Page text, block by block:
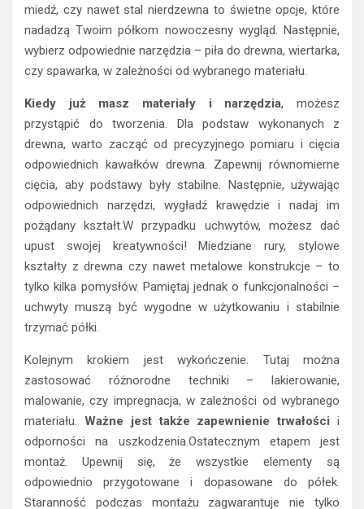
miedź, czy nawet stal nierdzewna to świetne opcje, które
nadadzą Twoim półkom nowoczesny wygląd. Następnie,
wybierz odpowiednie narzędzia – piła do drewna, wiertarka,
czy spawarka, w zależności od wybranego materiału.
Kiedy już masz materiały i narzędzia, możesz
przystąpić do tworzenia. Dla podstaw wykonanych z
drewna, warto zacząć od precyzyjnego pomiaru i cięcia
odpowiednich kawałków drewna. Zapewnij równomierne
cięcia, aby podstawy były stabilne. Następnie, używając
odpowiednich narzędzi, wygładź krawędzie i nadaj im
pożądany kształt.W przypadku uchwytów, możesz dać
upust swojej kreatywności! Miedziane rury, stylowe
kształty z drewna czy nawet metalowe konstrukcje – to
tylko kilka pomysłów. Pamiętaj jednak o funkcjonalności –
uchwyty muszą być wygodne w użytkowaniu i stabilnie
trzymać półki.
Kolejnym krokiem jest wykończenie. Tutaj można
zastosować różnorodne techniki – lakierowanie,
malowanie, czy impregnacja, w zależności od wybranego
materiału. Ważne jest także zapewnienie trwałości i
odporności na uszkodzenia.Ostatecznym etapem jest
montaż. Upewnij się, że wszystkie elementy są
odpowiednio przygotowane i dopasowane do półek.
Staranność podczas montażu zagwarantuje nie tylko